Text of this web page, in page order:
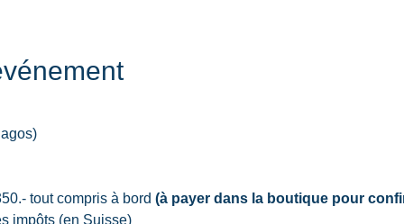
tout compris à bord (à payer dans la boutique pour
impôts (en Suisse)